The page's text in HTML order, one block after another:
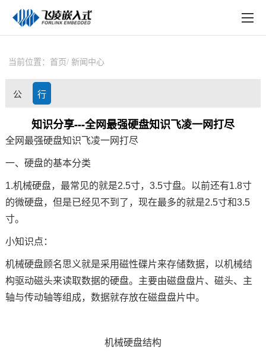
技术与支持
在线文档
方案定制
关于飞凌
天猫商城
淘宝商城
新闻中心
在线购买
当前位置： 首页 新闻中心
公
动
态
行
业
资
讯
知识分享---全网最强硬盘知识飞凌一网打尽
全网最强硬盘知识飞凌一网打尽
一、硬盘的基本分类
1.机械硬盘，最常见的就是2.5寸，3.5寸盘。以前还有1.8寸
的微硬盘，但是已经见不到了，现在最多的就是2.5寸和3.5
寸。
小知识点：
机械硬盘顾名思义就是采用磁性碟片来存储数据，以机械结
构驱动磁头来读取数据的硬盘。主要由磁盘盘片、磁头、主
轴与传动轴等组成，数据就存放在磁盘盘片中。
机械硬盘结构